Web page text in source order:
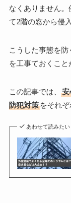
なくありません
て2階の窓から侵
こうした事態を
を工事ておくこと
この記事では、
安
防犯対策をそれぞ
あわせて読みたい